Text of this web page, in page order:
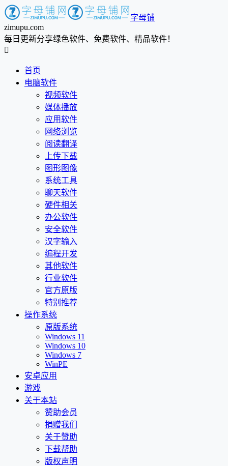
字母铺
zimupu.com
每日更新分享绿色软件、免费软件、精品软件！

首页
电脑软件
视频软件
媒体播放
应用软件
网络浏览
阅读翻译
上传下载
图形图像
系统工具
聊天软件
硬件相关
办公软件
安全软件
汉字输入
编程开发
其他软件
行业软件
官方原版
特别推荐
操作系统
原版系统
Windows 11
Windows 10
Windows 7
WinPE
安卓应用
游戏
关于本站
赞助会员
捐赠我们
关于赞助
下载帮助
版权声明